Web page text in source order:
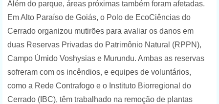
Além do parque, áreas próximas também foram afetadas.
Em Alto Paraíso de Goiás, o Polo de EcoCiências do
Cerrado organizou mutirões para avaliar os danos em
duas Reservas Privadas do Patrimônio Natural (RPPN),
Campo Úmido Voshysias e Murundu. Ambas as reservas
sofreram com os incêndios, e equipes de voluntários,
como a Rede Contrafogo e o Instituto Biorregional do
Cerrado (IBC), têm trabalhado na remoção de plantas